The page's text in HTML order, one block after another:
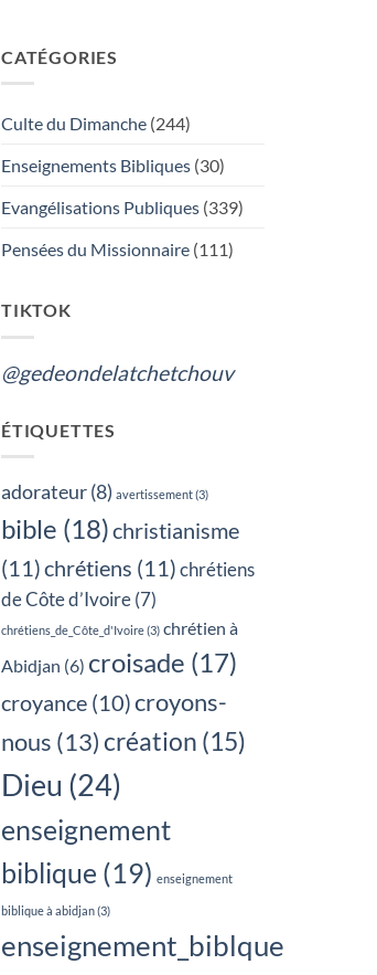
GÉDÉON
DE
L’ADORATION
DIEU
FUNERAILLES,
TON
CATÉGORIES
Culte du Dimanche (244)
Enseignements Bibliques (30)
Evangélisations Publiques (339)
Pensées du Missionnaire (111)
TIKTOK
@gedeondelatchetchouv
ÉTIQUETTES
adorateur(8) avertissement(3)
bible (18)christianisme
(11)chrétiens (11)chrétiens
de Côte d’Ivoire(7)
chrétiens_de_Côte_d'Ivoire(3) chrétien à
Abidjan (6) croisade (17)
croyance (10)croyons-
nous (13)création (15)
Dieu (24)
enseignement
biblique (19) enseignement
biblique à abidjan(3)
enseignement_biblque